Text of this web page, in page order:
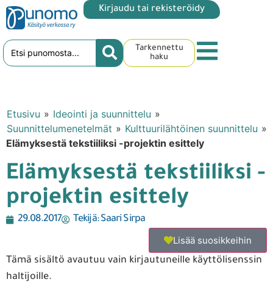
Kirjaudu tai rekisteröidy
Tarkennettu
haku
Etusivu » Ideointi ja suunnittelu »
Suunnittelumenetelmät » Kulttuurilähtöinen suunnittelu »
Elämyksestä tekstiiliksi -projektin esittely
Elämyksestä tekstiiliksi -
projektin esittely
29.08.2017 Tekijä:Saari Sirpa
Lisää suosikkeihin
Tämä sisältö avautuu vain kirjautuneille käyttölisenssin
haltijoille.